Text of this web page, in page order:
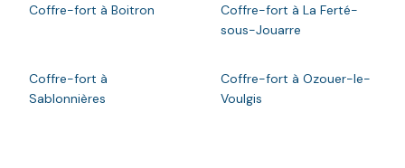
Coffre-fort à Boitron
Coffre-fort à La Ferté-
sous-Jouarre
Coffre-fort à
Sablonnières
Coffre-fort à Ozouer-le-
Voulgis